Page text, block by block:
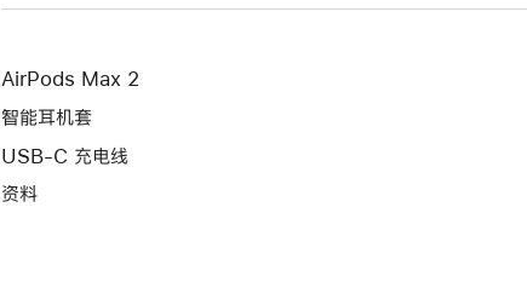
AirPods Max 2
智能耳机套
USB-C 充电线
资料